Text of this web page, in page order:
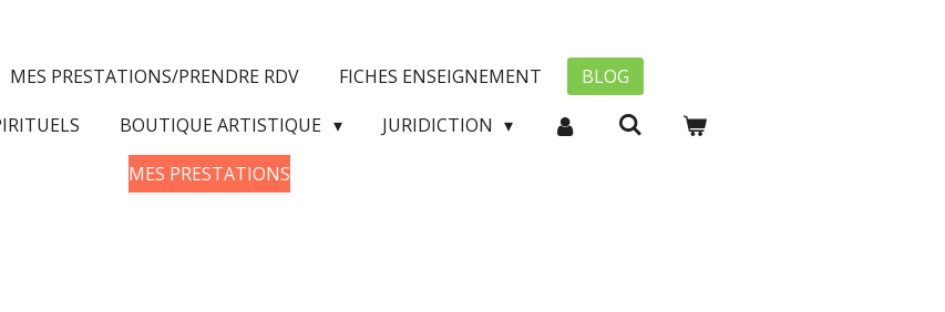
MES PRESTATIONS/PRENDRE RDV FICHES ENSEIGNEMENT
BLOG
BOUTIQUE ARTISTIQUE
JURIDICTION
MES PRESTATIONS